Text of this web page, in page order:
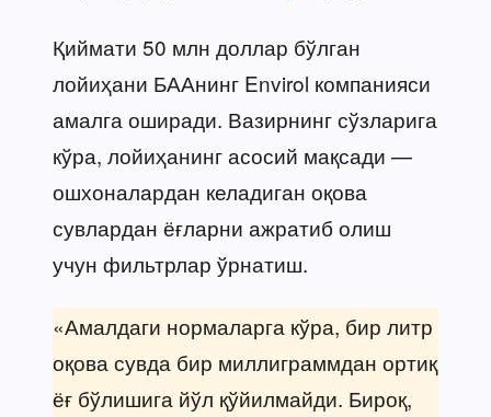
Қиймати 50 млн доллар бўлган
лойиҳани БААнинг Envirol компанияси
амалга оширади. Вазирнинг сўзларига
кўра, лойиҳанинг асосий мақсади —
ошхоналардан келадиган оқова
сувлардан ёғларни ажратиб олиш
учун фильтрлар ўрнатиш.
«Амалдаги нормаларга кўра, бир литр
оқова сувда бир миллиграммдан ортиқ
ёғ бўлишига йўл қўйилмайди. Бироқ,